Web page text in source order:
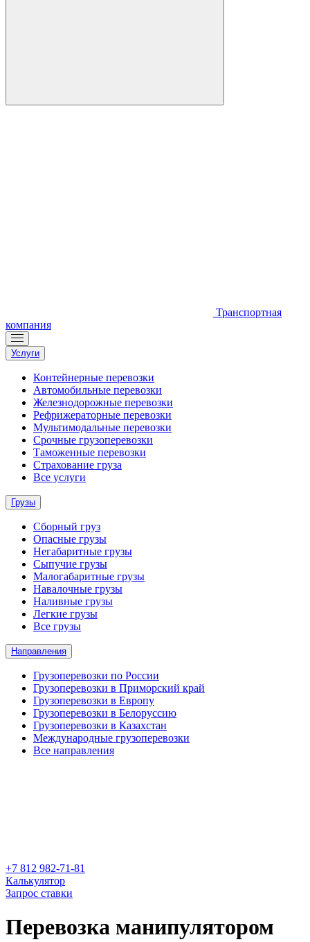
Транспортная
компания
Услуги
Контейнерные перевозки
Автомобильные перевозки
Железнодорожные перевозки
Рефрижераторные перевозки
Мультимодальные перевозки
Срочные грузоперевозки
Таможенные перевозки
Страхование груза
Все услуги
Грузы
Сборный груз
Опасные грузы
Негабаритные грузы
Сыпучие грузы
Малогабаритные грузы
Навалочные грузы
Наливные грузы
Легкие грузы
Все грузы
Направления
Грузоперевозки по России
Грузоперевозки в Приморский край
Грузоперевозки в Европу
Грузоперевозки в Белоруссию
Грузоперевозки в Казахстан
Международные грузоперевозки
Все направления
‎+7 812 982-71-81
Калькулятор
Запрос ставки
Перевозка манипулятором